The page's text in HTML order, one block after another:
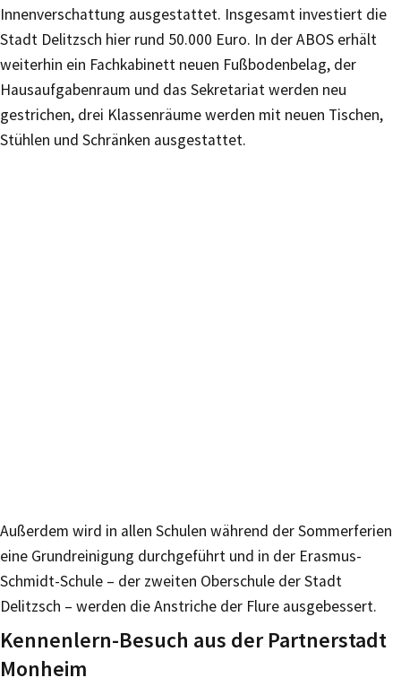
Innenverschattung ausgestattet. Insgesamt investiert die
Stadt Delitzsch hier rund 50.000 Euro. In der ABOS erhält
weiterhin ein Fachkabinett neuen Fußbodenbelag, der
Hausaufgabenraum und das Sekretariat werden neu
gestrichen, drei Klassenräume werden mit neuen Tischen,
Stühlen und Schränken ausgestattet.
Außerdem wird in allen Schulen während der Sommerferien
eine Grundreinigung durchgeführt und in der Erasmus-
Schmidt-Schule – der zweiten Oberschule der Stadt
Delitzsch – werden die Anstriche der Flure ausgebessert.
Kennenlern-Besuch aus der Partnerstadt
Monheim